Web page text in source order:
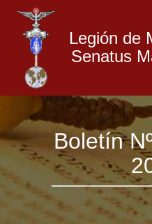
Legión de
Senatus
Saltar
al
contenido
de
María
Madrid
Boletín